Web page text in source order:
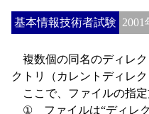
基本情報技術者試験
複数個の同名のディレク
クトリ（カレントディレ
ここで、ファイルの指定
① ファイルは“ディレ